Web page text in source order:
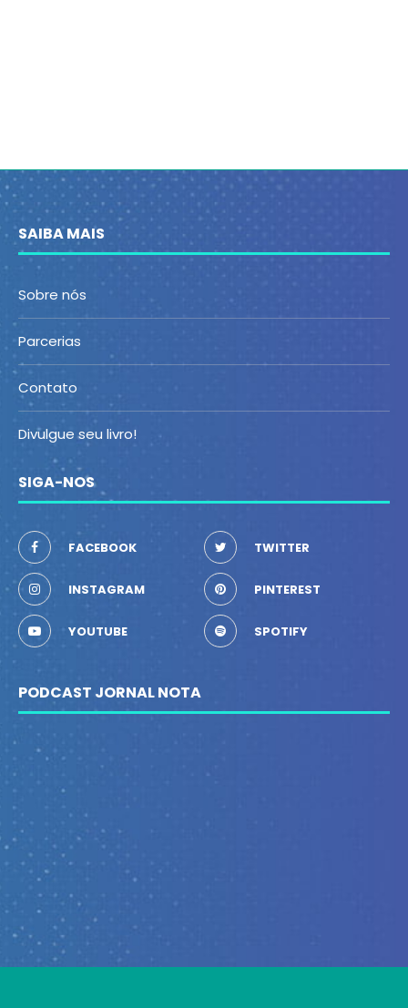
SAIBA MAIS
Sobre nós
Parcerias
Contato
Divulgue seu livro!
SIGA-NOS
FACEBOOK TWITTER
INSTAGRAM PINTEREST
YOUTUBE SPOTIFY
PODCAST JORNAL NOTA